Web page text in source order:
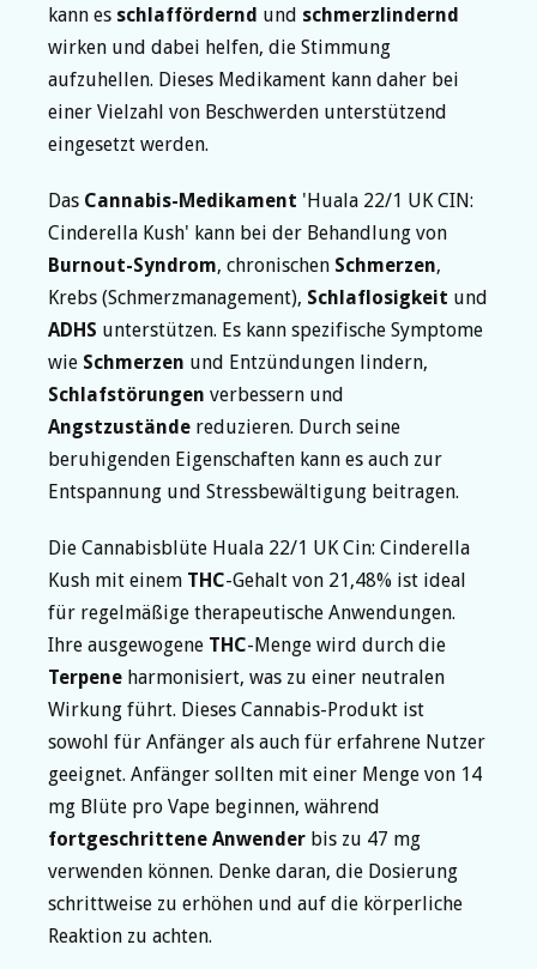
kann es schlaffördernd und schmerzlindernd
wirken und dabei helfen, die Stimmung
aufzuhellen. Dieses Medikament kann daher bei
einer Vielzahl von Beschwerden unterstützend
eingesetzt werden.
Das Cannabis-Medikament 'Huala 22/1 UK CIN:
Cinderella Kush' kann bei der Behandlung von
Burnout-Syndrom, chronischen Schmerzen,
Krebs (Schmerzmanagement), Schlaflosigkeit und
ADHS unterstützen. Es kann spezifische Symptome
wie Schmerzen und Entzündungen lindern,
Schlafstörungen verbessern und
Angstzustände reduzieren. Durch seine
beruhigenden Eigenschaften kann es auch zur
Entspannung und Stressbewältigung beitragen.
Die Cannabisblüte Huala 22/1 UK Cin: Cinderella
Kush mit einem THC-Gehalt von 21,48% ist ideal
für regelmäßige therapeutische Anwendungen.
Ihre ausgewogene THC-Menge wird durch die
Terpene harmonisiert, was zu einer neutralen
Wirkung führt. Dieses Cannabis-Produkt ist
sowohl für Anfänger als auch für erfahrene Nutzer
geeignet. Anfänger sollten mit einer Menge von 14
mg Blüte pro Vape beginnen, während
fortgeschrittene Anwender bis zu 47 mg
verwenden können. Denke daran, die Dosierung
schrittweise zu erhöhen und auf die körperliche
Reaktion zu achten.